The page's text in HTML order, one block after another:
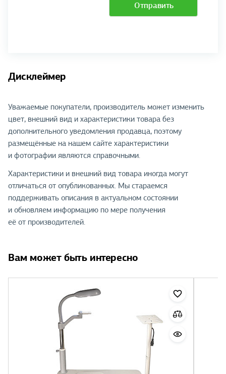
Отправить
Дисклеймер
Уважаемые покупатели, производитель может изменить
цвет, внешний вид и характеристики товара без
дополнительного уведомления продавца, поэтому
размещённые на нашем сайте характеристики
и фотографии являются справочными.
Характеристики и внешний вид товара иногда могут
отличаться от опубликованных. Мы стараемся
поддерживать описания в актуальном состоянии
и обновляем информацию по мере получения
её от производителей.
Вам может быть интересно